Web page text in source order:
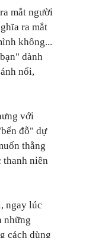
mắt người
ra mắt
không...
dành
nổi,
với
đỗ" dự
thằng
thanh niên
ngay lúc
những
cách dùng